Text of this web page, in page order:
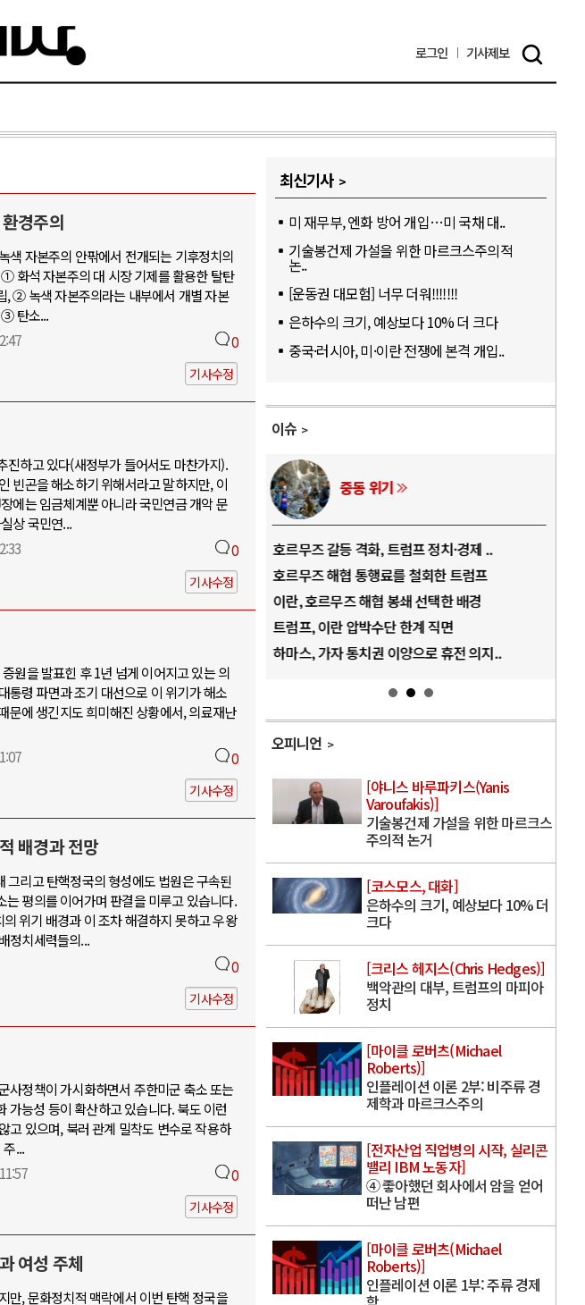
로그인 기사제보
경주의
색 자본주의 안팎에서 전개되는 기후정치의
화석 자본주의 대 시장 기제를 활용한 탈탄
, ② 녹색 자본주의라는 내부에서 개별 자본
③ 탄소...
0
기사수정
진하고 있다(새정부가 들어서도 마찬가지).
빈곤을 해소하기 위해서라고 말하지만, 이
에는 임금체계뿐 아니라 국민연금 개악 문
상 국민연...
0
기사수정
원을 발표힌 후 1년 넘게 이어지고 있는 의
통령 파면과 조기 대선으로 이 위기가 해소
문에 생긴지도 희미해진 상황에서, 의료재난
0
기사수정
배경과 전망
그리고 탄핵정국의 형성에도 법원은 구속된
평의를 이어가며 판결을 미루고 있습니다.
위기 배경과 이 조차 해결하지 못하고 우왕
정치세력들의...
0
기사수정
사정책이 가시화하면서 주한미군 축소 또는
가능성 등이 확산하고 있습니다. 북도 이런
고 있으며, 북러 관계 밀착도 변수로 작용하
...
0
기사수정
여성 주체
만, 문화정치적 맥락에서 이번 탄핵 정국을
최신기사
미 재무부, 엔화 방어 개입…미 국채 대..
기술봉건제 가설을 위한 마르크스주의적
논..
[운동권 대모험] 너무 더워!!!!!!!
은하수의 크기, 예상보다 10% 더 크다
중국·러시아, 미·이란 전쟁에 본격 개입..
이슈
중동 위기
무즈 갈등 격화, 트럼프 정치·경제 ..
르무즈 해협 통행료를 철회한 트럼프
란, 호르무즈 해협 봉쇄 선택한 배경
AI와 인간
중국 AI, 저가 공세로 글로벌 토큰 시..
AI 국부펀드 구상 놓고 미국 진보진영 ..
AI 데이터센터 반대 투쟁은 새로운 글로..
AI의 숨은 환경 비용: 데이터센터 확산..
AI는 어떻게 미국 민주주의를 잠식하고 ..
오피니언
[야니스 바루파키스(Yanis
Varoufakis)]
기술봉건제 가설을 위한 마르크스
주의적 논거
[코스모스, 대화]
은하수의 크기, 예상보다 10% 더
크다
[크리스 헤지스(Chris Hedges)]
백악관의 대부, 트럼프의 마피아
정치
[마이클 로버츠(Michael
Roberts)]
인플레이션 이론 2부: 비주류 경
제학과 마르크스주의
[전자산업 직업병의 시작, 실리콘
밸리 IBM 노동자]
④ 좋아했던 회사에서 암을 얻어
떠난 남편
[마이클 로버츠(Michael
Roberts)]
인플레이션 이론 1부: 주류 경제